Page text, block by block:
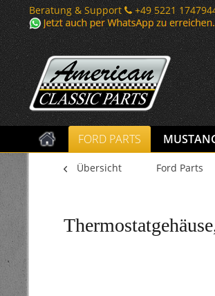
Beratung & Support
+49 5221
FORD PARTS
Übersicht Ford Parts